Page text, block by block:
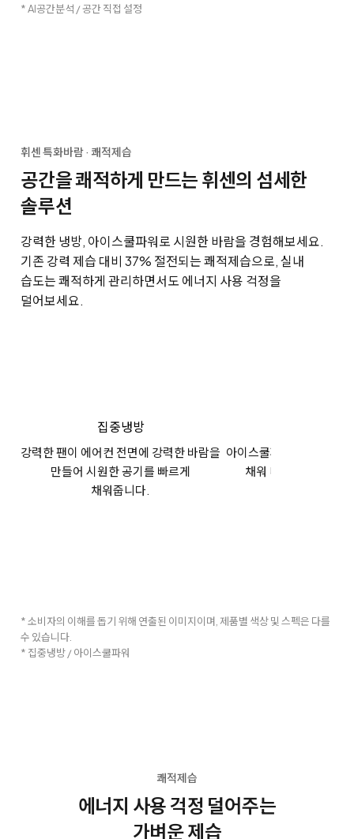
* AI공간분석 / 공간 직접 설정
휘센 특화바람 · 쾌적제습
공간을 쾌적하게 만드는 휘센의 섬세한
솔루션
강력한 냉방, 아이스쿨파워로 시원한 바람을 경험해보세요.
기존 강력 제습 대비 37% 절전되는 쾌적제습으로, 실내
습도는 쾌적하게 관리하면서도 에너지 사용 걱정을
덜어보세요.
집중냉방
강력한 팬이 에어컨 전면에 강력한 바람을
만들어 시원한 공기를 빠르게
채워줍니다.
아이스쿨파워로 순식간에
채워 더위를 느낄 새
* 소비자의 이해를 돕기 위해 연출된 이미지이며, 제품별 색상 및 스펙은 다를
수 있습니다.
* 집중냉방 / 아이스쿨파워
쾌적제습
에너지 사용 걱정 덜어주는
가벼운 제습